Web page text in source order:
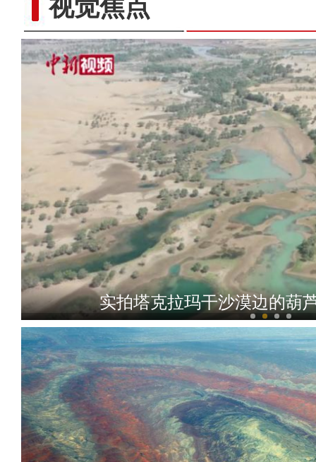
视觉焦点微电影：兵团检察故事汇
实拍塔克拉玛干沙漠边的葫